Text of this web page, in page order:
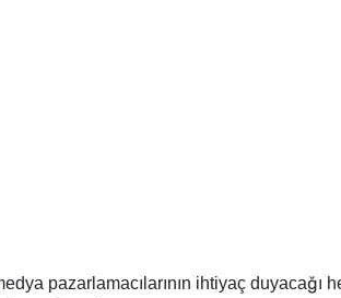
pazarlamacılarının ihtiyaç